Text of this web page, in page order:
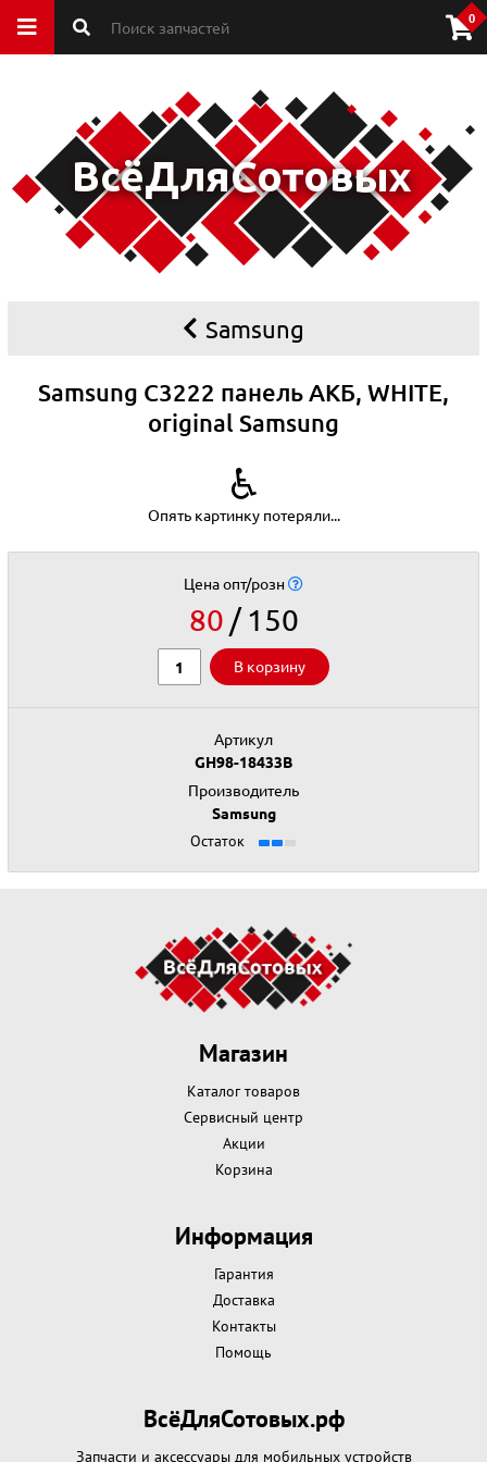
0
Samsung
Samsung C3222 панель АКБ, WHITE,
original Samsung
♿
Опять картинку потеряли...
Цена опт/розн
80 150
В корзину
Артикул
GH98-18433B
Производитель
Samsung
Остаток
Магазин
Каталог товаров
Сервисный центр
Акции
Корзина
Информация
Гарантия
Доставка
Контакты
Помощь
ВсёДляСотовых.рф
Запчасти и аксессуары для мобильных устройств